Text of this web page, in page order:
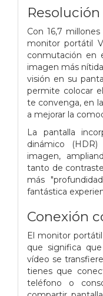
Con 16,7
monitor portátil
conmutación en
imagen más
visión en su
permite colocar
te convenga, en
a mejorar la
La pantalla
dinámico
imagen,
tanto de
más
fantástica
Conexión
El monitor
que significa
vídeo se
tienes que
teléfono o